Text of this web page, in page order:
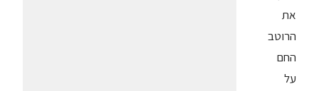
את
הרוטב
החם
על